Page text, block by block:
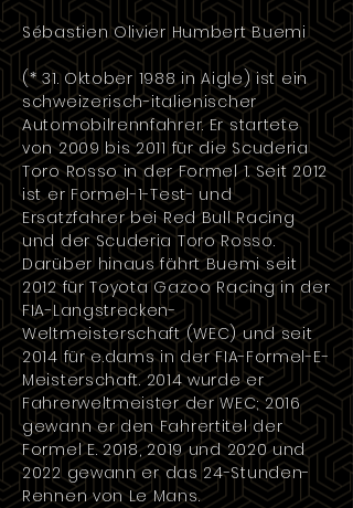
Sébastien Olivier Humbert Buemi
(*31. Oktober 1988inAigle) ist ein
schweizerisch-italienischer
Automobilrennfahrer. Er startete
von 2009 bis 2011 für die Scuderia
Toro Rossoin derFormel 1. Seit 2012
ist er Formel-1-Test- und
Ersatzfahrer beiRed Bull Racing
und der Scuderia Toro Rosso.
Darüber hinaus fährt Buemi seit
2012 fürToyota Gazoo Racingin der
FIA-Langstrecken-
Weltmeisterschaft(WEC) und seit
2014 füre.damsin derFIA-Formel-E-
Meisterschaft. 2014 wurde er
Fahrerweltmeister der WEC; 2016
gewann er den Fahrertitel der
Formel E.2018,2019und2020und
2022gewann er das 24-Stunden-
Rennen von Le Mans.